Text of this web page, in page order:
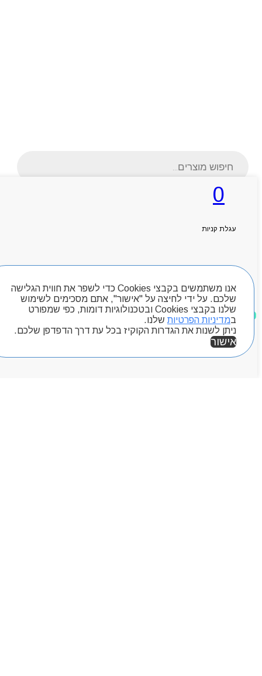
אנו משתמשים בקבצי Cookies כדי לשפר את חווית הגלישה
שלכם. על ידי לחיצה על "אישור", אתם מסכימים לשימוש
שלנו בקבצי Cookies ובטכנולוגיות דומות, כפי שמפורט
במדיניות הפרטיות שלנו.
ניתן לשנות את הגדרות הקוקיז בכל עת דרך הדפדפן שלכם.
אישור
0
עגלת קניות
חיפוש מוצרים
מוצרים שאהבתי
search
ראשי
Byou